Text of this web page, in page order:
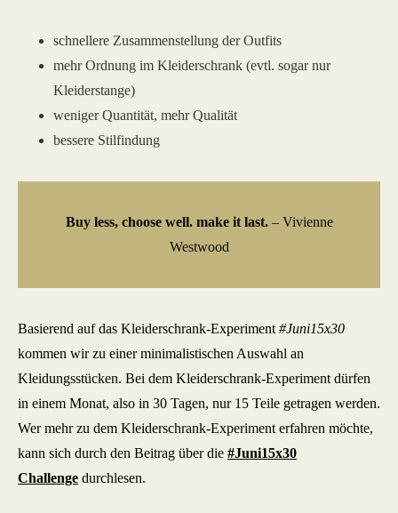
schnellere Zusammenstellung der Outfits
mehr Ordnung im Kleiderschrank (evtl. sogar nur
Kleiderstange)
weniger Quantität, mehr Qualität
bessere Stilfindung
Buy less, choose well. make it last.– Vivienne
Westwood
Basierend auf das Kleiderschrank-Experiment #Juni15x30
kommen wir zu einer minimalistischen Auswahl an
Kleidungsstücken. Bei dem Kleiderschrank-Experiment dürfen
in einem Monat, also in 30 Tagen, nur 15 Teile getragen werden.
Wer mehr zu dem Kleiderschrank-Experiment erfahren möchte,
kann sich durch den Beitrag über die #Juni15x30
Challenge durchlesen.